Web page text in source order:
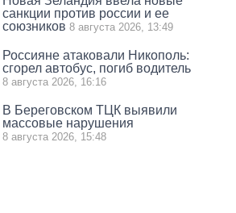
санкции против россии и ее
союзников 8 августа 2026, 13:49
Россияне атаковали Никополь:
сгорел автобус, погиб водитель
8 августа 2026, 16:16
В Береговском ТЦК выявили
массовые нарушения
8 августа 2026, 15:48